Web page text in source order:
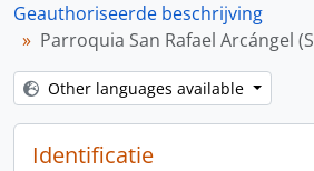
Geauthoriseerde beschrijving
Parroquia San Rafael Arcángel
Other languages available
Identificatie